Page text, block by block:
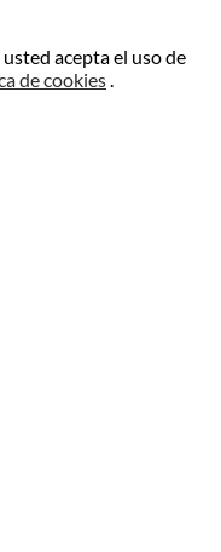
acepta el uso de
de cookies.